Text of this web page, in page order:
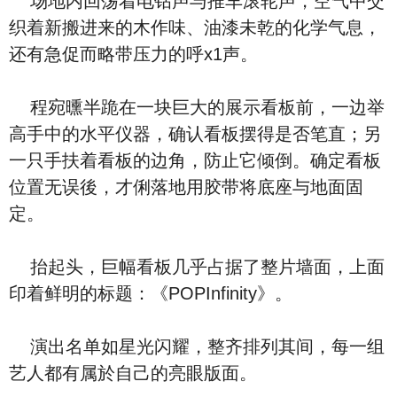
织着新搬进来的木作味、油漆未乾的化学气息，
还有急促而略带压力的呼x1声。
程宛曛半跪在一块巨大的展示看板前，一边举
高手中的水平仪器，确认看板摆得是否笔直；另
一只手扶着看板的边角，防止它倾倒。确定看板
位置无误後，才俐落地用胶带将底座与地面固
定。
抬起头，巨幅看板几乎占据了整片墙面，上面
印着鲜明的标题：《POPInfinity》。
演出名单如星光闪耀，整齐排列其间，每一组
艺人都有属於自己的亮眼版面。